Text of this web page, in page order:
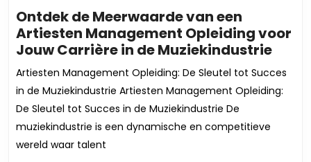
Ontdek de Meerwaarde van een
Artiesten Management Opleiding voor
Jouw Carrière in de Muziekindustrie
de
van
Artiesten Management Opleiding: De Sleutel tot Succes
in de Muziekindustrie Artiesten Management Opleiding:
De Sleutel tot Succes in de Muziekindustrie De
muziekindustrie is een dynamische en competitieve
wereld waar talent